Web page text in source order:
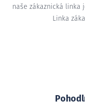
naše zákaznická linka
Linka